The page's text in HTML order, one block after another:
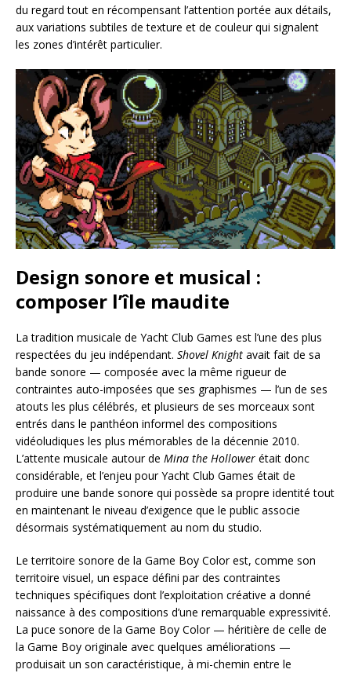
du regard tout en récompensant l’attention portée aux détails,
aux variations subtiles de texture et de couleur qui signalent
les zones d’intérêt particulier.
Design sonore et musical :
composer l’île maudite
La tradition musicale de Yacht Club Games est l’une des plus
respectées du jeu indépendant. Shovel Knight avait fait de sa
bande sonore — composée avec la même rigueur de
contraintes auto-imposées que ses graphismes — l’un de ses
atouts les plus célébrés, et plusieurs de ses morceaux sont
entrés dans le panthéon informel des compositions
vidéoludiques les plus mémorables de la décennie 2010.
L’attente musicale autour de Mina the Hollower était donc
considérable, et l’enjeu pour Yacht Club Games était de
produire une bande sonore qui possède sa propre identité tout
en maintenant le niveau d’exigence que le public associe
désormais systématiquement au nom du studio.
Le territoire sonore de la Game Boy Color est, comme son
territoire visuel, un espace défini par des contraintes
techniques spécifiques dont l’exploitation créative a donné
naissance à des compositions d’une remarquable expressivité.
La puce sonore de la Game Boy Color — héritière de celle de
la Game Boy originale avec quelques améliorations —
produisait un son caractéristique, à mi-chemin entre le